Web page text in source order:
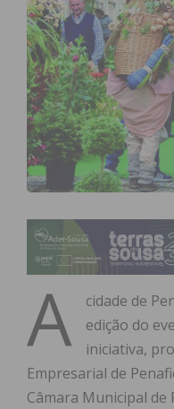
A
cidade de
edição do
iniciativa,
Empresarial de
Câmara Municipal de